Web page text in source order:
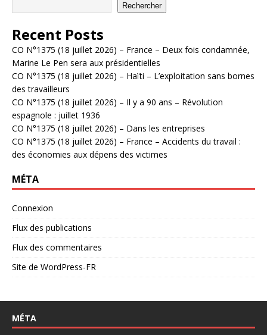
Rechercher
Recent Posts
CO N°1375 (18 juillet 2026) – France – Deux fois condamnée,
Marine Le Pen sera aux présidentielles
CO N°1375 (18 juillet 2026) – Haïti – L’exploitation sans bornes
des travailleurs
CO N°1375 (18 juillet 2026) – Il y a 90 ans – Révolution
espagnole : juillet 1936
CO N°1375 (18 juillet 2026) – Dans les entreprises
CO N°1375 (18 juillet 2026) – France – Accidents du travail :
des économies aux dépens des victimes
MÉTA
Connexion
Flux des publications
Flux des commentaires
Site de WordPress-FR
MÉTA